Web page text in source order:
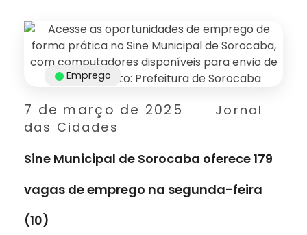
7 de março de 2025
Jornal
das Cidades
Emprego
Sine Municipal de Sorocaba oferece 179
vagas de emprego na segunda-feira
(10)